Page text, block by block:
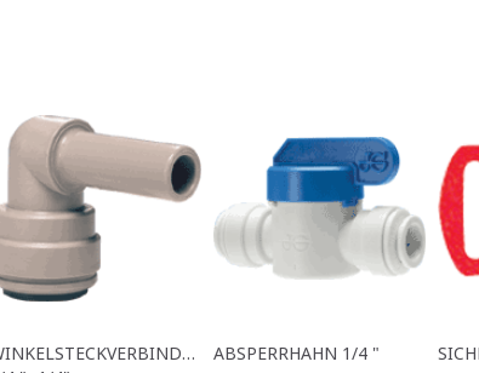
ABSPERRHAHN 1/4 "